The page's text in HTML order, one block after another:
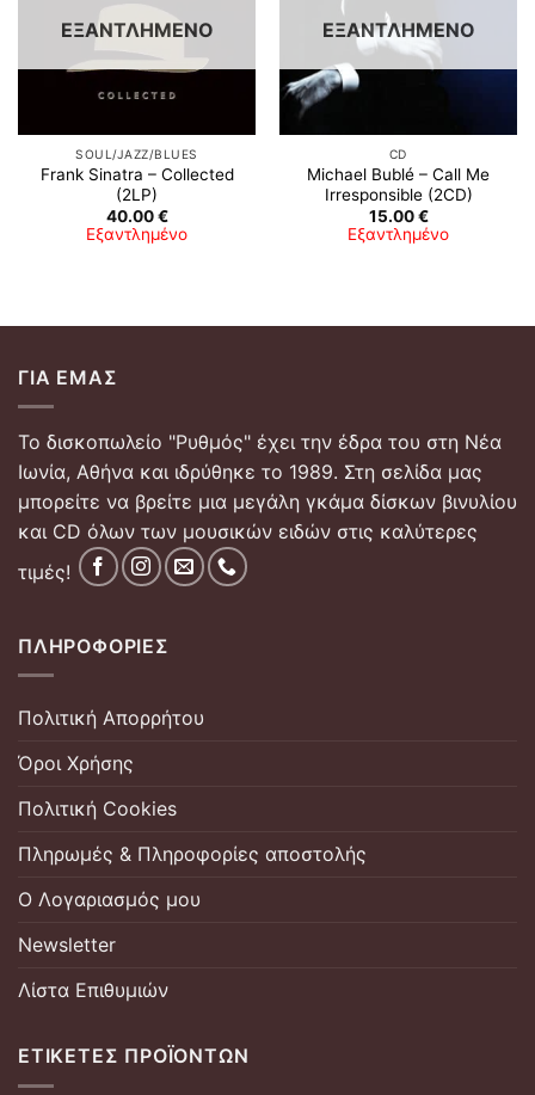
ΕΞΑΝΤΛΗΜΈΝΟ
SOUL/JAZZ/BLUES
Frank Sinatra – Collected
(2LP)
40.00€
Εξαντλημένο
ΕΞΑΝΤΛΗΜΈΝΟ
CD
Michael Bublé – Call Me
Irresponsible (2CD)
15.00€
Εξαντλημένο
ΓΙΑ ΕΜΆΣ
Το δισκοπωλείο "Ρυθμός" έχει την έδρα του στη Νέα
Ιωνία, Αθήνα και ιδρύθηκε το 1989. Στη σελίδα μας
μπορείτε να βρείτε μια μεγάλη γκάμα δίσκων βινυλίου
και CD όλων των μουσικών ειδών στις καλύτερες
τιμές!
ΠΛΗΡΟΦΟΡΊΕΣ
Πολιτική Απορρήτου
Όροι Χρήσης
Πολιτική Cookies
Πληρωμές & Πληροφορίες αποστολής
Ο Λογαριασμός μου
Newsletter
Λίστα Επιθυμιών
ΕΤΙΚΈΤΕΣ ΠΡΟΪΌΝΤΩΝ